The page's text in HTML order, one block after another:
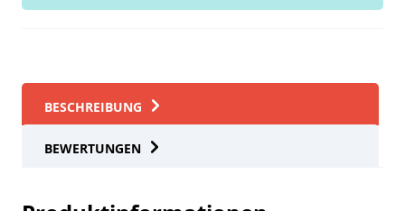
BESCHREIBUNG
BEWERTUNGEN